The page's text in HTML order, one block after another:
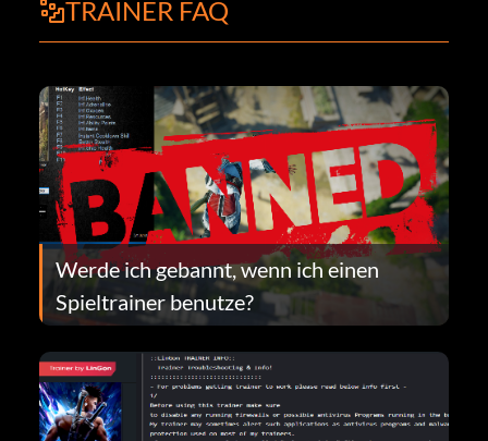
TRAINER FAQ
Werde ich gebannt, wenn ich einen
Spieltrainer benutze?